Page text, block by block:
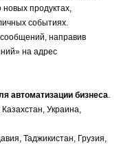
новых продуктах,
событиях.
направив
на адрес
автоматизации бизнеса.
Украина,
Таджикистан, Грузия,